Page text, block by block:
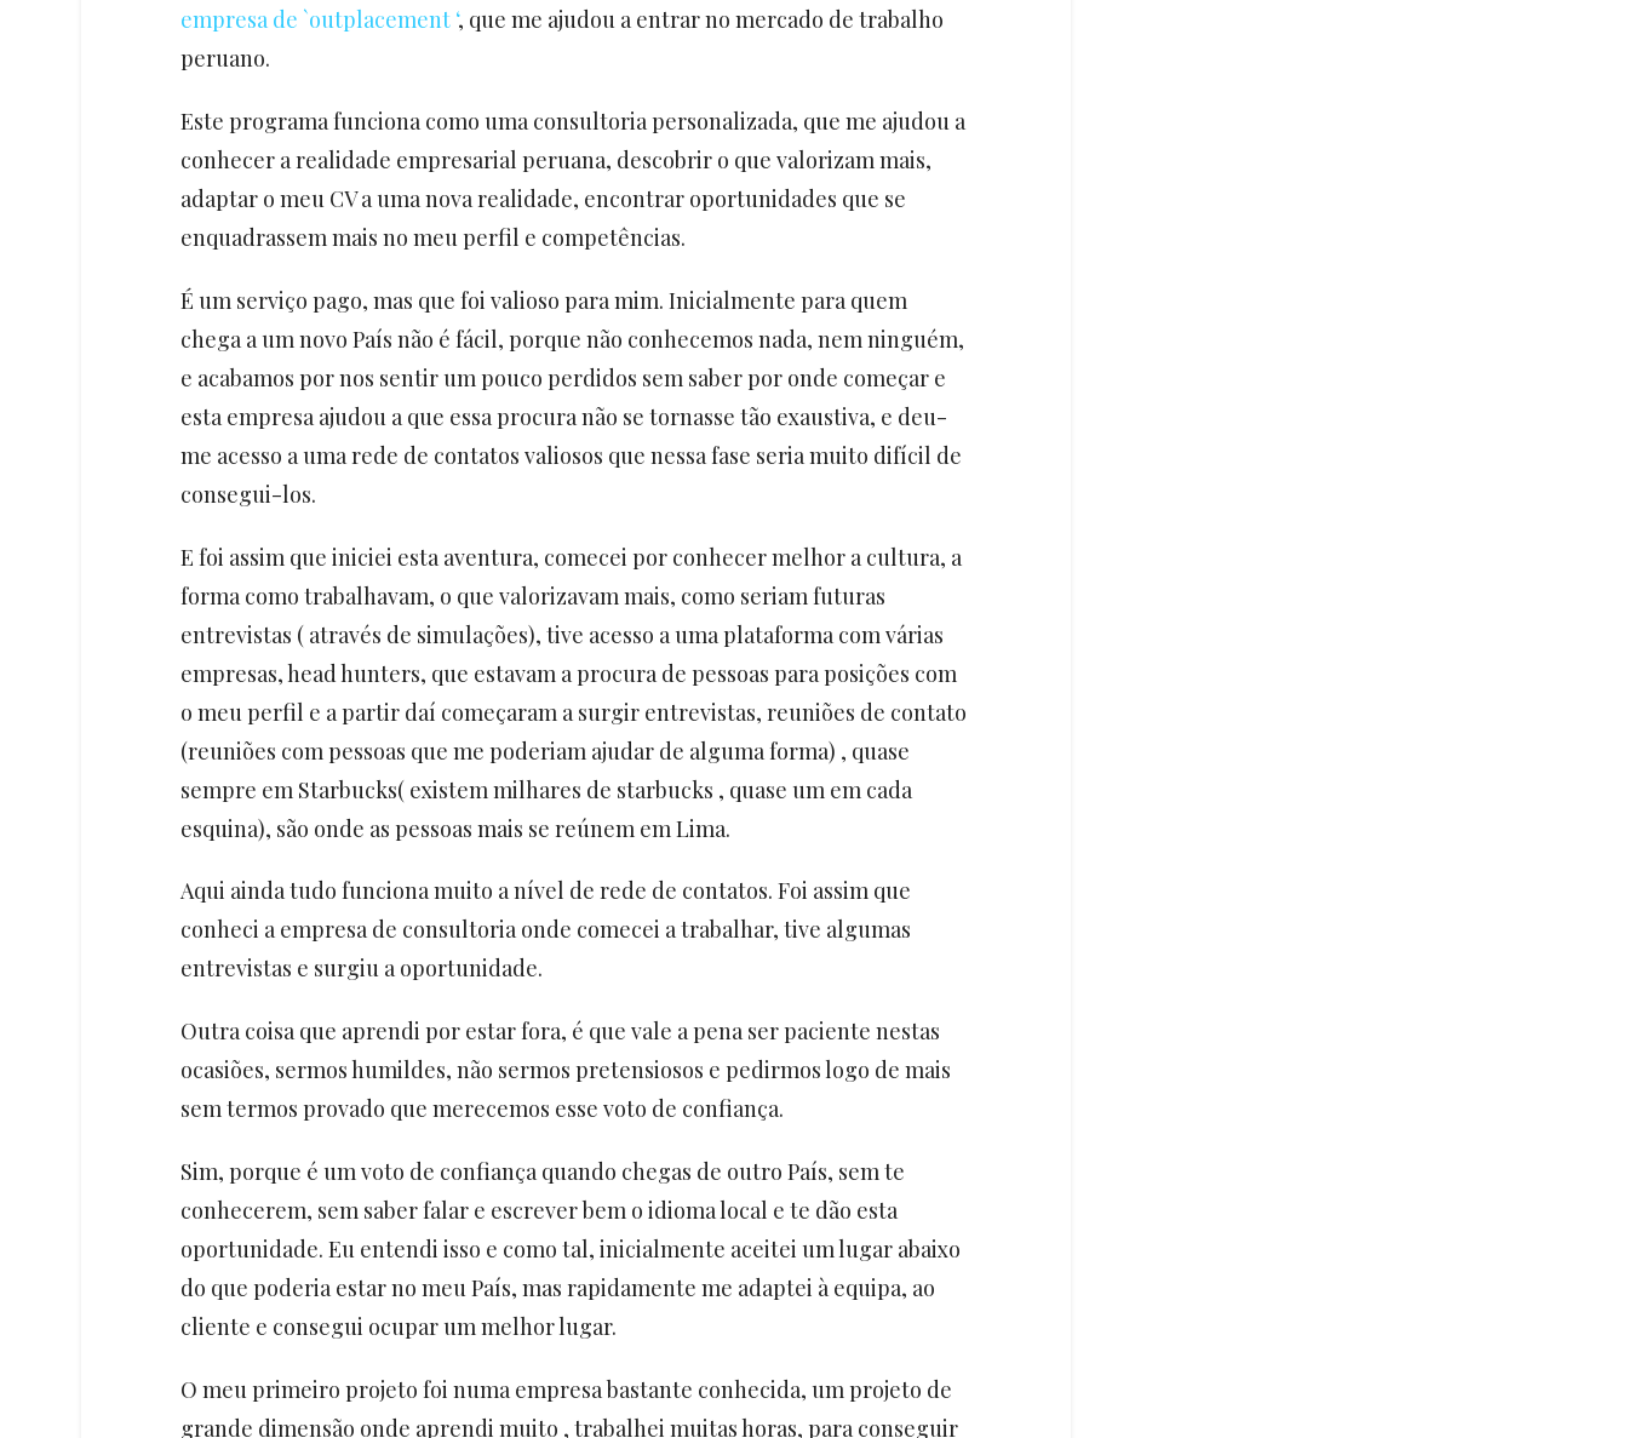
empresa de `outplacement ‘, que me ajudou a entrar no mercado de trabalho
peruano.
Este programa funciona como uma consultoria personalizada, que me ajudou a
conhecer a realidade empresarial peruana, descobrir o que valorizam mais,
adaptar o meu CV a uma nova realidade, encontrar oportunidades que se
enquadrassem mais no meu perfil e competências.
É um serviço pago, mas que foi valioso para mim. Inicialmente para quem
chega a um novo País não é fácil, porque não conhecemos nada, nem ninguém,
e acabamos por nos sentir um pouco perdidos sem saber por onde começar e
esta empresa ajudou a que essa procura não se tornasse tão exaustiva, e deu-
me acesso a uma rede de contatos valiosos que nessa fase seria muito difícil de
consegui-los.
E foi assim que iniciei esta aventura, comecei por conhecer melhor a cultura, a
forma como trabalhavam, o que valorizavam mais, como seriam futuras
entrevistas ( através de simulações), tive acesso a uma plataforma com várias
empresas, head hunters, que estavam a procura de pessoas para posições com
o meu perfil e a partir daí começaram a surgir entrevistas, reuniões de contato
(reuniões com pessoas que me poderiam ajudar de alguma forma) , quase
sempre em Starbucks( existem milhares de starbucks , quase um em cada
esquina), são onde as pessoas mais se reúnem em Lima.
Aqui ainda tudo funciona muito a nível de rede de contatos. Foi assim que
conheci a empresa de consultoria onde comecei a trabalhar, tive algumas
entrevistas e surgiu a oportunidade.
Outra coisa que aprendi por estar fora, é que vale a pena ser paciente nestas
ocasiões, sermos humildes, não sermos pretensiosos e pedirmos logo de mais
sem termos provado que merecemos esse voto de confiança.
Sim, porque é um voto de confiança quando chegas de outro País, sem te
conhecerem, sem saber falar e escrever bem o idioma local e te dão esta
oportunidade. Eu entendi isso e como tal, inicialmente aceitei um lugar abaixo
do que poderia estar no meu País, mas rapidamente me adaptei à equipa, ao
cliente e consegui ocupar um melhor lugar.
O meu primeiro projeto foi numa empresa bastante conhecida, um projeto de
grande dimensão onde aprendi muito , trabalhei muitas horas, para conseguir